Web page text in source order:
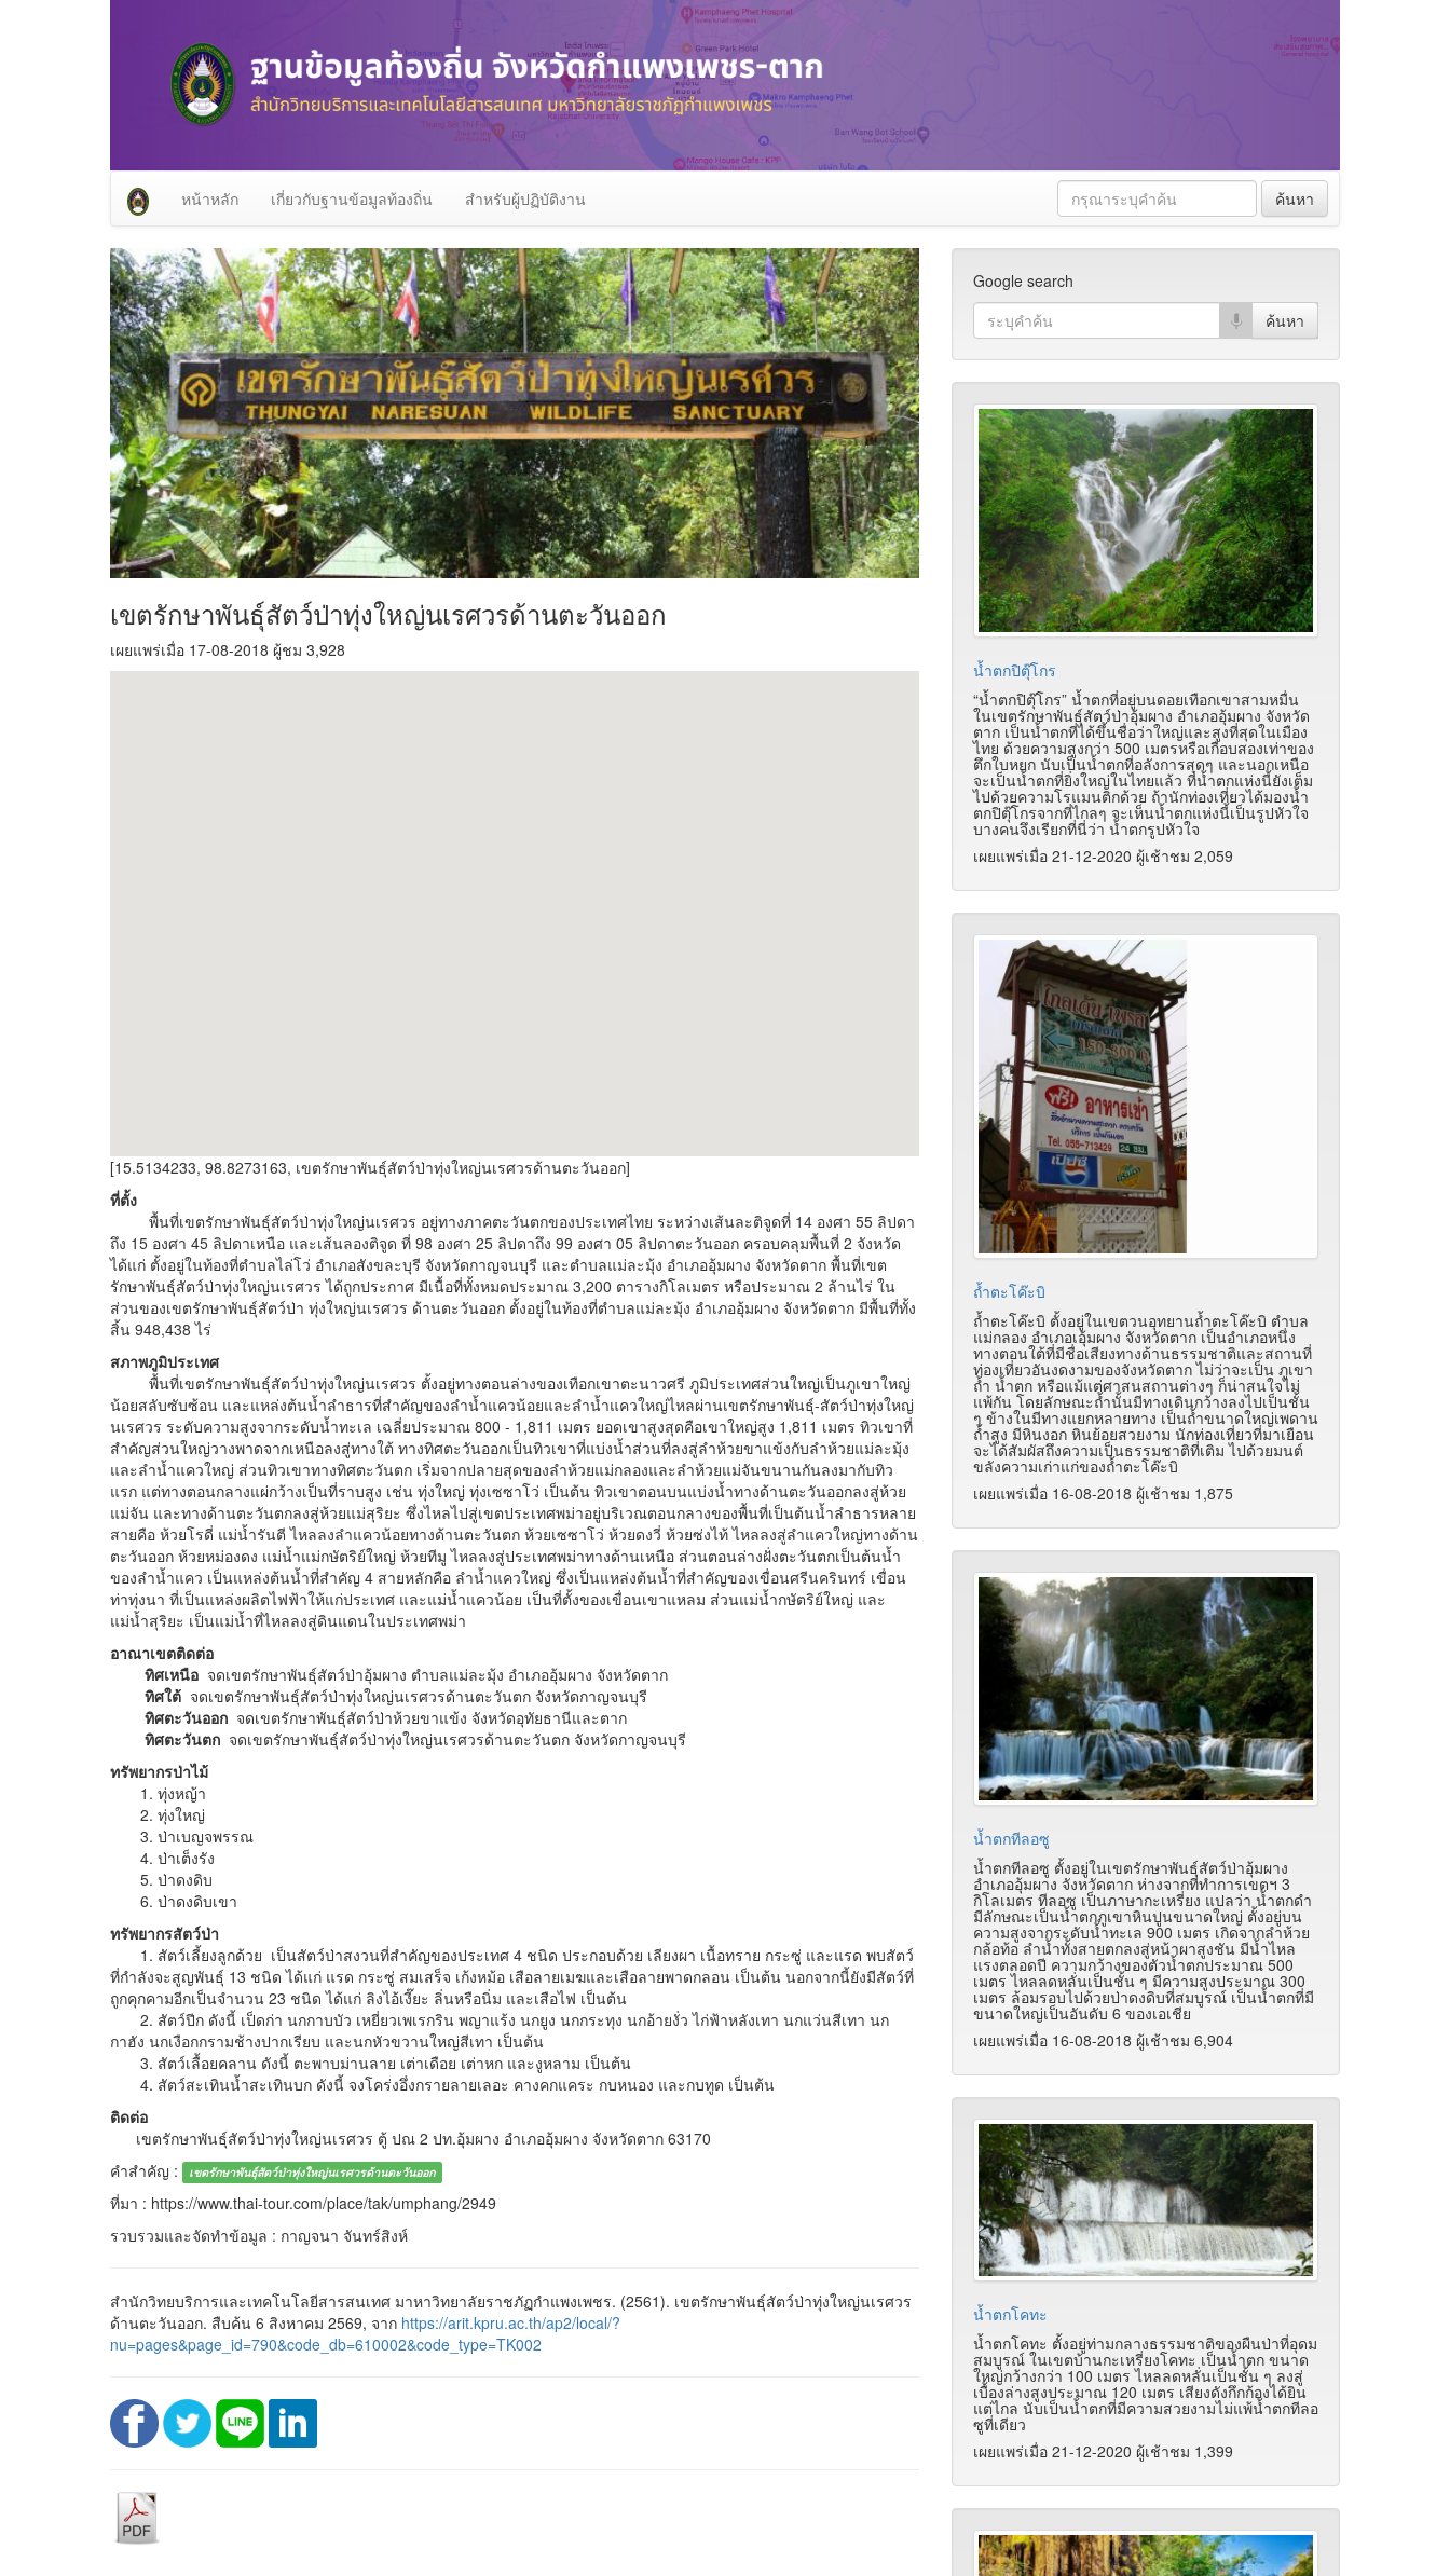
หน้าหลัก เกี่ยวกับฐานข้อมูลท้องถิ่น สำหรับผู้ปฏิบัติงาน ค้นหา
เขตรักษาพันธุ์สัตว์ป่าทุ่งใหญ่นเรศวรด้านตะวันออก
เผยแพร่เมื่อ 17-08-2018 ผู้ชม 3,928
[15.5134233, 98.8273163, เขตรักษาพันธุ์สัตว์ป่าทุ่งใหญ่นเรศวรด้านตะวันออก]
ที่ตั้ง
พื้นที่เขตรักษาพันธุ์สัตว์ป่าทุ่งใหญ่นเรศวร อยู่ทางภาคตะวันตกของประเทศไทย ระหว่างเส้นละติจูดที่ 14 องศา 55 ลิปดา
ถึง 15 องศา 45 ลิปดาเหนือ และเส้นลองติจูด ที่ 98 องศา 25 ลิปดาถึง 99 องศา 05 ลิปดาตะวันออก ครอบคลุมพื้นที่ 2 จังหวัด
ได้แก่ ตั้งอยู่ในท้องที่ตำบลไล่โว่ อำเภอสังขละบุรี จังหวัดกาญจนบุรี และตำบลแม่ละมุ้ง อำเภออุ้มผาง จังหวัดตาก พื้นที่เขต
รักษาพันธุ์สัตว์ป่าทุ่งใหญ่นเรศวร ได้ถูกประกาศ มีเนื้อที่ทั้งหมดประมาณ 3,200 ตารางกิโลเมตร หรือประมาณ 2 ล้านไร่ ใน
ส่วนของเขตรักษาพันธุ์สัตว์ป่า ทุ่งใหญ่นเรศวร ด้านตะวันออก ตั้งอยู่ในท้องที่ตำบลแม่ละมุ้ง อำเภออุ้มผาง จังหวัดตาก มีพื้นที่ทั้ง
สิ้น 948,438 ไร่
สภาพภูมิประเทศ
พื้นที่เขตรักษาพันธุ์สัตว์ป่าทุ่งใหญ่นเรศวร ตั้งอยู่ทางตอนล่างของเทือกเขาตะนาวศรี ภูมิประเทศส่วนใหญ่เป็นภูเขาใหญ่
น้อยสลับซับซ้อน และแหล่งต้นน้ำลำธารที่สำคัญของลำน้ำแควน้อยและลำน้ำแควใหญ่ไหลผ่านเขตรักษาพันธุ์-สัตว์ป่าทุ่งใหญ่
นเรศวร ระดับความสูงจากระดับน้ำทะเล เฉลี่ยประมาณ 800 - 1,811 เมตร ยอดเขาสูงสุดคือเขาใหญ่สูง 1,811 เมตร ทิวเขาที่
สำคัญส่วนใหญ่วางพาดจากเหนือลงสู่ทางใต้ ทางทิศตะวันออกเป็นทิวเขาที่แบ่งน้ำส่วนที่ลงสู่ลำห้วยขาแข้งกับลำห้วยแม่ละมุ้ง
และลำน้ำแควใหญ่ ส่วนทิวเขาทางทิศตะวันตก เริ่มจากปลายสุดของลำห้วยแม่กลองและลำห้วยแม่จันขนานกันลงมากับทิว
แรก แต่ทางตอนกลางแผ่กว้างเป็นที่ราบสูง เช่น ทุ่งใหญ่ ทุ่งเซซาโว่ เป็นต้น ทิวเขาตอนบนแบ่งน้ำทางด้านตะวันออกลงสู่ห้วย
แม่จัน และทางด้านตะวันตกลงสู่ห้วยแม่สุริยะ ซึ่งไหลไปสู่เขตประเทศพม่าอยู่บริเวณตอนกลางของพื้นที่เป็นต้นน้ำลำธารหลาย
สายคือ ห้วยโรดี่ แม่น้ำรันตี ไหลลงลำแควน้อยทางด้านตะวันตก ห้วยเซซาโว่ ห้วยดงวี่ ห้วยซ่งไท้ ไหลลงสู่ลำแควใหญ่ทางด้าน
ตะวันออก ห้วยหม่องดง แม่น้ำแม่กษัตริย์ใหญ่ ห้วยทีมู ไหลลงสู่ประเทศพม่าทางด้านเหนือ ส่วนตอนล่างฝั่งตะวันตกเป็นต้นน้ำ
ของลำน้ำแคว เป็นแหล่งต้นน้ำที่สำคัญ 4 สายหลักคือ ลำน้ำแควใหญ่ ซึ่งเป็นแหล่งต้นน้ำที่สำคัญของเขื่อนศรีนครินทร์ เขื่อน
ท่าทุ่งนา ที่เป็นแหล่งผลิตไฟฟ้าให้แก่ประเทศ และแม่น้ำแควน้อย เป็นที่ตั้งของเขื่อนเขาแหลม ส่วนแม่น้ำกษัตริย์ใหญ่ และ
แม่น้ำสุริยะ เป็นแม่น้ำที่ไหลลงสู่ดินแดนในประเทศพม่า
อาณาเขตติดต่อ
ทิศเหนือ จดเขตรักษาพันธุ์สัตว์ป่าอุ้มผาง ตำบลแม่ละมุ้ง อำเภออุ้มผาง จังหวัดตาก
ทิศใต้ จดเขตรักษาพันธุ์สัตว์ป่าทุ่งใหญ่นเรศวรด้านตะวันตก จังหวัดกาญจนบุรี
ทิศตะวันออก จดเขตรักษาพันธุ์สัตว์ป่าห้วยขาแข้ง จังหวัดอุทัยธานีและตาก
ทิศตะวันตก จดเขตรักษาพันธุ์สัตว์ป่าทุ่งใหญ่นเรศวรด้านตะวันตก จังหวัดกาญจนบุรี
ทรัพยากรป่าไม้
1. ทุ่งหญ้า
2. ทุ่งใหญ่
3. ป่าเบญจพรรณ
4. ป่าเต็งรัง
5. ป่าดงดิบ
6. ป่าดงดิบเขา
ทรัพยากรสัตว์ป่า
1. สัตว์เลี้ยงลูกด้วย เป็นสัตว์ป่าสงวนที่สำคัญของประเทศ 4 ชนิด ประกอบด้วย เลียงผา เนื้อทราย กระซู่ และแรด พบสัตว์
ที่กำลังจะสูญพันธุ์ 13 ชนิด ได้แก่ แรด กระซู่ สมเสร็จ เก้งหม้อ เสือลายเมฆและเสือลายพาดกลอน เป็นต้น นอกจากนี้ยังมีสัตว์ที่
ถูกคุกคามอีกเป็นจำนวน 23 ชนิด ได้แก่ ลิงไอ้เงี๊ยะ ลิ่นหรือนิ่ม และเสือไฟ เป็นต้น
2. สัตว์ปีก ดังนี้ เป็ดก่า นกกาบบัว เหยี่ยวเพเรกริน พญาแร้ง นกยูง นกกระทุง นกอ้ายงั่ว ไก่ฟ้าหลังเทา นกแว่นสีเทา นก
กาฮัง นกเงือกกรามช้างปากเรียบ และนกหัวขวานใหญ่สีเทา เป็นต้น
3. สัตว์เลื้อยคลาน ดังนี้ ตะพาบม่านลาย เต่าเดือย เต่าหก และงูหลาม เป็นต้น
4. สัตว์สะเทินน้ำสะเทินบก ดังนี้ จงโคร่งอึ่งกรายลายเลอะ คางคกแคระ กบหนอง และกบทูด เป็นต้น
ติดต่อ
เขตรักษาพันธุ์สัตว์ป่าทุ่งใหญ่นเรศวร ตู้ ปณ 2 ปท.อุ้มผาง อำเภออุ้มผาง จังหวัดตาก 63170
คำสำคัญ :
เขตรักษาพันธุ์สัตว์ป่าทุ่งใหญ่นเรศวรด้านตะวันออก
ที่มา : https://www.thai-tour.com/place/tak/umphang/2949
รวบรวมและจัดทำข้อมูล : กาญจนา จันทร์สิงห์
สำนักวิทยบริการและเทคโนโลยีสารสนเทศ มาหาวิทยาลัยราชภัฏกำแพงเพชร. (2561). เขตรักษาพันธุ์สัตว์ป่าทุ่งใหญ่นเรศวร
ด้านตะวันออก. สืบค้น 6 สิงหาคม 2569, จาก https://arit.kpru.ac.th/ap2/local/?
nu=pages&page_id=790&code_db=610002&code_type=TK002
Google search
น้ำตกปิตุ๊โกร
“น้ำตกปิตุ๊โกร” น้ำตกที่อยู่บนดอยเทือกเขาสามหมื่น
ในเขตรักษาพันธุ์สัตว์ป่าอุ้มผาง อำเภออุ้มผาง จังหวัด
ตาก เป็นน้ำตกที่ได้ขึ้นชื่อว่าใหญ่และสูงที่สุดในเมือง
ไทย ด้วยความสูงกว่า 500 เมตรหรือเกือบสองเท่าของ
ตึกใบหยก นับเป็นน้ำตกที่อลังการสุดๆ และนอกเหนือ
จะเป็นน้ำตกที่ยิ่งใหญ่ในไทยแล้ว ที่น้ำตกแห่งนี้ยังเต็ม
ไปด้วยความโรแมนติกด้วย ถ้านักท่องเที่ยวได้มองน้ำ
ตกปิตุ๊โกรจากที่ไกลๆ จะเห็นน้ำตกแห่งนี้เป็นรูปหัวใจ
บางคนจึงเรียกที่นี่ว่า น้ำตกรูปหัวใจ
เผยแพร่เมื่อ 21-12-2020 ผู้เช้าชม 2,059
ถ้ำตะโค๊ะบิ
ถ้ำตะโค๊ะบิ ตั้งอยู่ในเขตวนอุทยานถ้ำตะโค๊ะบิ ตำบล
แม่กลอง อำเภอเอุ้มผาง จังหวัดตาก เป็นอำเภอหนึ่ง
ทางตอนใต้ที่มีชื่อเสียงทางด้านธรรมชาติและสถานที่
ท่องเที่ยวอันงดงามของจังหวัดตาก ไม่ว่าจะเป็น ภูเขา
ถ้ำ น้ำตก หรือแม้แต่ศาสนสถานต่างๆ ก็น่าสนใจไม่
แพ้กัน โดยลักษณะถ้ำนั้นมีทางเดินกว้างลงไปเป็นชั้น
ๆ ข้างในมีทางแยกหลายทาง เป็นถ้ำขนาดใหญ่เพดาน
ถ้ำสูง มีหินงอก หินย้อยสวยงาม นักท่องเที่ยวที่มาเยือน
จะได้สัมผัสถึงความเป็นธรรมชาติที่เติม ไปด้วยมนต์
ขลังความเก่าแก่ของถ้ำตะโค๊ะบิ
เผยแพร่เมื่อ 16-08-2018 ผู้เช้าชม 1,875
น้ำตกทีลอซู
น้ำตกทีลอซู ตั้งอยู่ในเขตรักษาพันธุ์สัตว์ป่าอุ้มผาง
อำเภออุ้มผาง จังหวัดตาก ห่างจากที่ทำการเขตฯ 3
กิโลเมตร ทีลอซู เป็นภาษากะเหรี่ยง แปลว่า น้ำตกดำ
มีลักษณะเป็นน้ำตกภูเขาหินปูนขนาดใหญ่ ตั้งอยู่บน
ความสูงจากระดับน้ำทะเล 900 เมตร เกิดจากลำห้วย
กล้อท้อ ลำน้ำทั้งสายตกลงสู่หน้าผาสูงชัน มีน้ำไหล
แรงตลอดปี ความกว้างของตัวน้ำตกประมาณ 500
เมตร ไหลลดหลั่นเป็นชั้น ๆ มีความสูงประมาณ 300
เมตร ล้อมรอบไปด้วยป่าดงดิบที่สมบูรณ์ เป็นน้ำตกที่มี
ขนาดใหญ่เป็นอันดับ 6 ของเอเชีย
เผยแพร่เมื่อ 16-08-2018 ผู้เช้าชม 6,904
น้ำตกโคทะ
น้ำตกโคทะ ตั้งอยู่ท่ามกลางธรรมชาติของผืนป่าที่อุดม
สมบูรณ์ ในเขตบ้านกะเหรี่ยงโคทะ เป็นน้ำตก ขนาด
ใหญ่กว้างกว่า 100 เมตร ไหลลดหลั่นเป็นชั้น ๆ ลงสู่
เบื้องล่างสูงประมาณ 120 เมตร เสียงดังกึกก้องได้ยิน
แต่ไกล นับเป็นน้ำตกที่มีความสวยงามไม่แพ้น้ำตกทีลอ
ซูที่เดียว
เผยแพร่เมื่อ 21-12-2020 ผู้เช้าชม 1,399